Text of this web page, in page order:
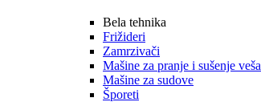
Bela tehnika
Frižideri
Zamrzivači
Mašine za pranje i sušenje veša
Mašine za sudove
Šporeti